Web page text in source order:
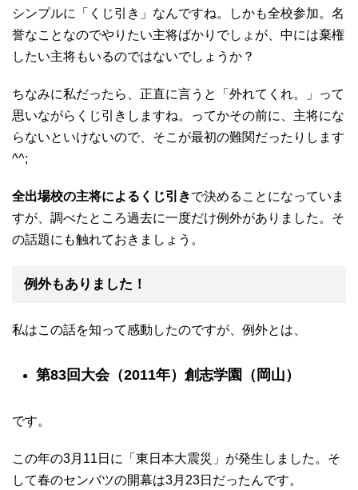
シンプルに「くじ引き」なんですね。しかも全校参加。名
誉なことなのでやりたい主将ばかりでしょが、中には棄権
したい主将もいるのではないでしょうか？
ちなみに私だったら、正直に言うと「外れてくれ。」って
思いながらくじ引きしますね。ってかその前に、主将にな
らないといけないので、そこが最初の難関だったりします
^^;
全出場校の主将によるくじ引きで決めることになっていま
すが、調べたところ過去に一度だけ例外がありました。そ
の話題にも触れておきましょう。
例外もありました！
私はこの話を知って感動したのですが、例外とは、
第83回大会（2011年）創志学園（岡山）
です。
この年の3月11日に「東日本大震災」が発生しました。そ
して春のセンバツの開幕は3月23日だったんです。